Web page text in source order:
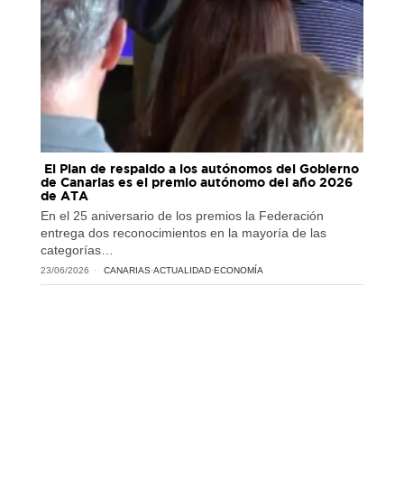
El Plan de respaldo a los autónomos del Gobierno
de Canarias es el premio autónomo del año 2026
de ATA
En el 25 aniversario de los premios la Federación
entrega dos reconocimientos en la mayoría de las
categorías…
23/06/2026 CANARIAS·ACTUALIDAD·ECONOMÍA